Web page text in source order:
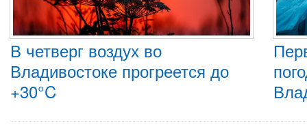
В четверг воздух во
Владивостоке прогреется до
+30°C